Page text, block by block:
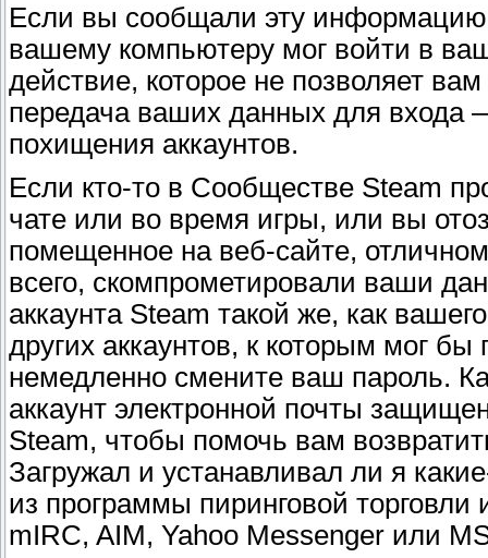
Если вы сообщали эту информацию
вашему компьютеру мог войти в
действие, которое не позволяет
передача ваших данных для входа
похищения аккаунтов.
Если кто-то в Сообществе Steam
чате или во время игры, или вы
помещенное на веб-сайте,
всего, скомпрометировали ваши
аккаунта Steam такой же, как
других аккаунтов, к которым мог
немедленно смените ваш пароль.
аккаунт электронной почты
Steam, чтобы помочь вам
Загружал и устанавливал ли я
из программы пиринговой торговли
mIRC, AIM, Yahoo Messenger или